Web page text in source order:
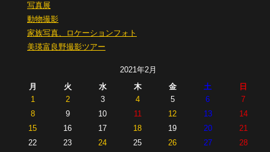
写真展
動物撮影
家族写真、ロケーションフォト
美瑛富良野撮影ツアー
2021年2月
月
火 水 木 金 土 日
1 2 3 4 5 6
7
8
9 10 11 12 13
14
15
16 17 18 19 20
21
22
23 24 25 26 27 28